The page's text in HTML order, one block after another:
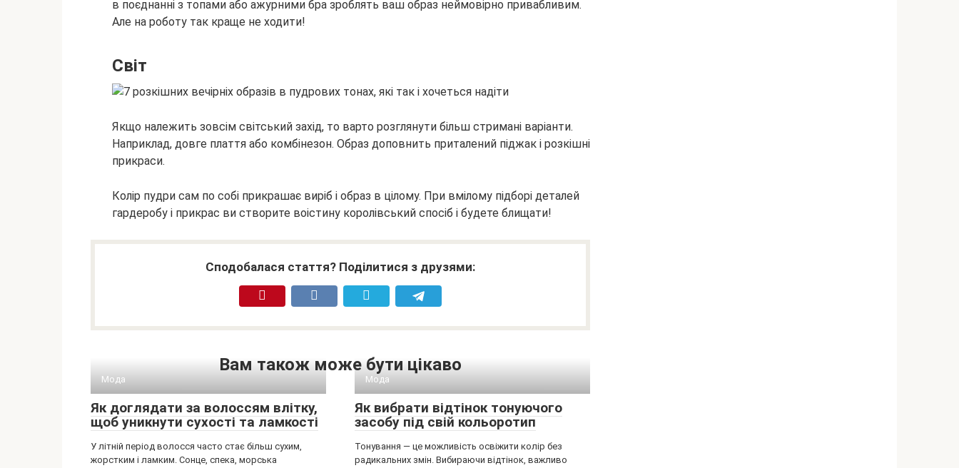
в поєднанні з топами або ажурними бра зроблять ваш образ неймовірно привабливим.
Але на роботу так краще не ходити!
Світ
Якщо належить зовсім світський захід, то варто розглянути більш стримані варіанти.
Наприклад, довге плаття або комбінезон. Образ доповнить приталений піджак і розкішні
прикраси.
Колір пудри сам по собі прикрашає виріб і образ в цілому. При вмілому підборі деталей
гардеробу і прикрас ви створите воістину королівський спосіб і будете блищати!
Сподобалася стаття? Поділитися з друзями:
Вам також може бути цікаво
Мода
Як доглядати за волоссям влітку,
щоб уникнути сухості та ламкості
У літній період волосся часто стає більш сухим,
жорстким і ламким. Сонце, спека, морська
Мода
Як вибрати відтінок тонуючого
засобу під свій кольоротип
Тонування — це можливість освіжити колір без
радикальних змін. Вибираючи відтінок, важливо